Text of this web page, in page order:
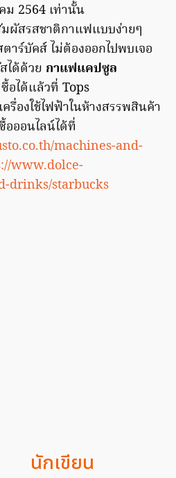
ม 2564 เท่านั้น
ผัสรสชาติกาแฟแบบง่ายๆ
ร์บัคส์ ไม่ต้องออกไปพบเจอ
ได้ด้วย กาแฟแคปซูล
ซื้อได้แล้วที่ Tops
รื่องใช้ไฟฟ้าในห้างสรรพสินค้า
ออนไลน์ได้ที่
machines-and-
www.dolce-
drinks/starbucks
นักเขียน